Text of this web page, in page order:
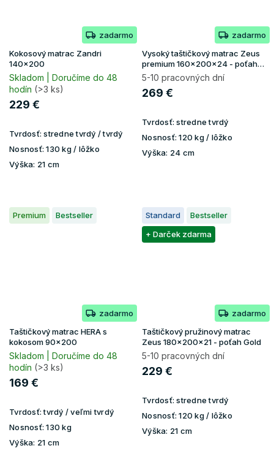
zadarmo
Kokosový matrac Zandri
140x200
Skladom | Doručíme do 48
hodín (>3 ks)
229 €
Tvrdosť: stredne tvrdý / tvrdý
Nosnosť: 130 kg / lôžko
Výška: 21 cm
zadarmo
Vysoký taštičkový matrac Zeus
premium 160x200x24 - poťah
Aloe Vera
5-10 pracovných dní
269 €
Tvrdosť: stredne tvrdý
Nosnosť: 120 kg / lôžko
Výška: 24 cm
Premium Bestseller
zadarmo
Taštičkový matrac HERA s
kokosom 90x200
Skladom | Doručíme do 48
hodín (>3 ks)
169 €
Tvrdosť:tvrdý / veľmi tvrdý
Nosnosť: 130 kg
Výška: 21 cm
Standard
Bestseller
+ Darček zdarma
zadarmo
Taštičkový pružinový matrac
Zeus 180x200x21 - poťah Gold
5-10 pracovných dní
229 €
Tvrdosť: stredne tvrdý
Nosnosť: 120 kg / lôžko
Výška: 21 cm